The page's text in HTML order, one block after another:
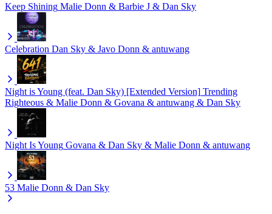
Keep Shining Malie Donn & Barbie J & Dan Sky
Celebration Dan Sky & Javo Donn & antuwang
Night is Young (feat. Dan Sky) [Extended Version] Trending
Righteous & Malie Donn & Govana & antuwang & Dan Sky
Night Is Young Govana & Dan Sky & Malie Donn & antuwang
53 Malie Donn & Dan Sky